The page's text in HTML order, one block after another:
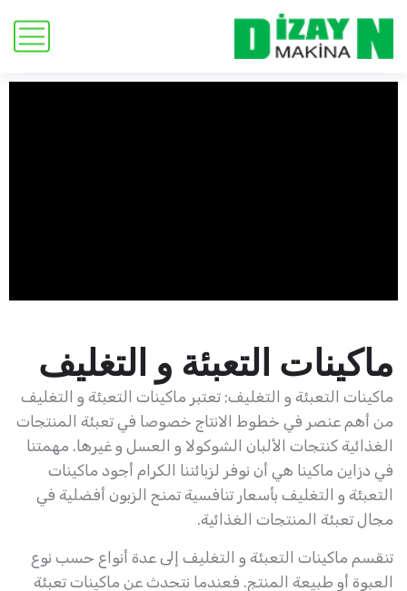
ماكينات التعبئة و التغليف
ماكينات التعبئة و التغليف; تعتبر ماكينات التعبئة و التغليف
من أهم عنصر في خطوط الانتاج خصوصا في تعبئة المنتجات
الغذائية كنتجات الألبان الشوكولا و العسل و غيرها. مهمتنا
في دزاين ماكينا هي أن نوفر لزبائننا الكرام أجود ماكينات
التعبئة و التغليف بأسعار تنافسية تمنح الزبون أفضلية في
مجال تعبئة المنتجات الغذائية.
تنقسم ماكينات التعبئة و التغليف إلى عدة أنواع حسب نوع
العبوة أو طبيعة المنتج. فعندما نتحدث عن ماكينات تعبئة